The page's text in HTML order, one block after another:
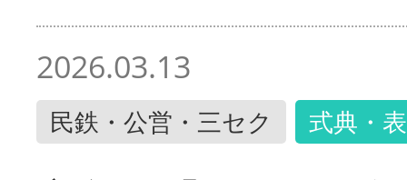
2026.03.13
民鉄・公営・三セク 式典・